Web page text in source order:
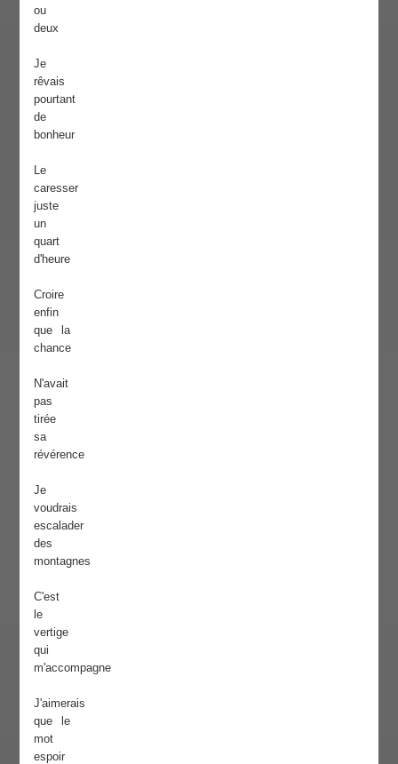
ou
deux
Je
rêvais
pourtant
de
bonheur
Le
caresser
juste
un
quart
d'heure
Croire
enfin
que la
chance
N'avait
pas
tirée
sa
révérence
Je
voudrais
escalader
des
montagnes
C'est
le
vertige
qui
m'accompagne
J'aimerais
que le
mot
espoir